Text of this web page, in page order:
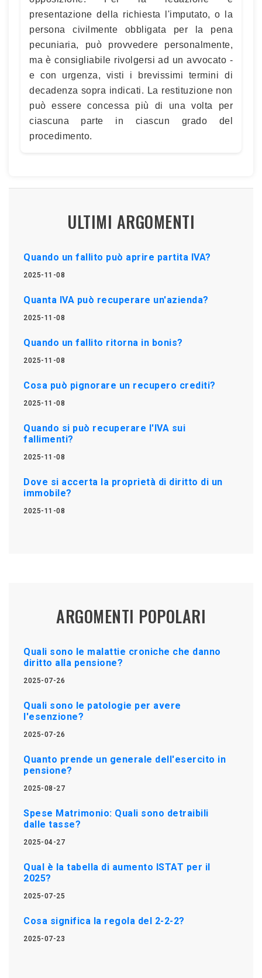
presentazione della richiesta l'imputato, o la
persona civilmente obbligata per la pena
pecuniaria, può provvedere personalmente,
ma è consigliabile rivolgersi ad un avvocato -
e con urgenza, visti i brevissimi termini di
decadenza sopra indicati. La restituzione non
può essere concessa più di una volta per
ciascuna parte in ciascun grado del
procedimento.
ULTIMI ARGOMENTI
Quando un fallito può aprire partita IVA?
2025-11-08
Quanta IVA può recuperare un'azienda?
2025-11-08
Quando un fallito ritorna in bonis?
2025-11-08
Cosa può pignorare un recupero crediti?
2025-11-08
Quando si può recuperare l'IVA sui
fallimenti?
2025-11-08
Dove si accerta la proprietà di diritto di un
immobile?
2025-11-08
ARGOMENTI POPOLARI
Quali sono le malattie croniche che danno
diritto alla pensione?
2025-07-26
Quali sono le patologie per avere
l'esenzione?
2025-07-26
Quanto prende un generale dell'esercito in
pensione?
2025-08-27
Spese Matrimonio: Quali sono detraibili
dalle tasse?
2025-04-27
Qual è la tabella di aumento ISTAT per il
2025?
2025-07-25
Cosa significa la regola del 2-2-2?
2025-07-23